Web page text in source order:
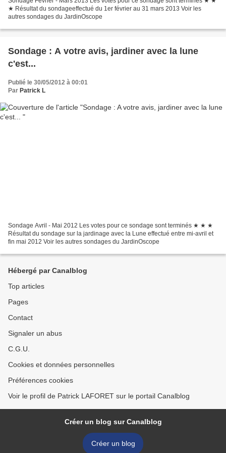
★ Résultat du sondageeffectué du 1er février au 31 mars 2013 Voir les
autres sondages du JardinOscope
Sondage : A votre avis, jardiner avec la lune
c'est...
Publié le 30/05/2012 à 00:01
Par Patrick L
Sondage Avril - Mai 2012 Les votes pour ce sondage sont terminés ★ ★ ★
Résultat du sondage sur la jardinage avec la Lune effectué entre mi-avril et
fin mai 2012 Voir les autres sondages du JardinOscope
Hébergé par Canalblog
Top articles
Pages
Contact
Signaler un abus
C.G.U.
Cookies et données personnelles
Préférences cookies
Voir le profil de Patrick LAFORET sur le portail Canalblog
Créer un blog sur Canalblog
Créer un blog